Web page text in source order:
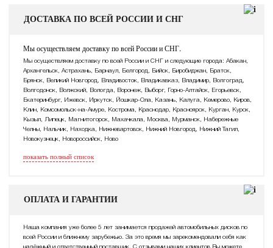
ДОСТАВКА ПО ВСЕЙ РОССИИ И СНГ
Мы осуществляем доставку по всей России и СНГ.
Мы осуществляем доставку по всей России и СНГ и следующие города: Абакан,
Архангельск, Астрахань, Барнаул, Белгород, Бийск, Биробиджан, Братск,
Брянск, Великий Новгород, Владивосток, Владикавказ, Владимир, Волгоград,
Волгодонск, Волжский, Вологда, Воронеж, Выборг, Горно-Алтайск, Егорьевск,
Екатеринбург, Ижевск, Иркутск, Йошкар-Ола, Казань, Калуга, Кемерово, Киров,
Клин, Комсомольск-на-Амуре, Кострома, Краснодар, Красноярск, Курган, Курск,
Кызыл, Липецк, Магнитогорск, Махачкала, Москва, Мурманск, Набережные
Челны, Нальчик, Находка, Нижневартовск, Нижний Новгород, Нижний Тагил,
Новокузнецк, Новороссийск, Ново
показать полный список
ОПЛАТА И ГАРАНТИИ
Наша компания уже более 5 лет занимается продажей автомобильных дисков по
всей России и ближнему зарубежью. За это время мы зарекомендовали себя как
надёжный и ответственный поставщик. С отзывами наших клиентов Вы можете